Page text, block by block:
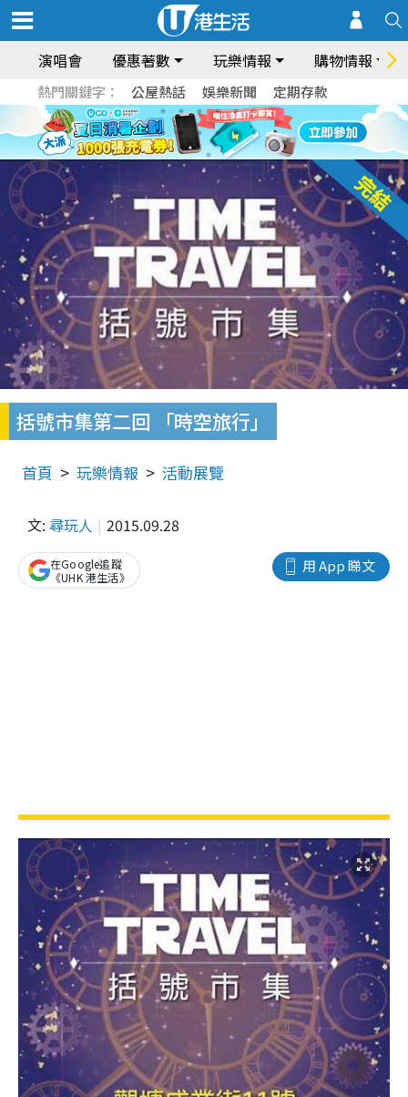
演唱會 優惠著數 玩樂情報 購物情報
熱門關鍵字： 公屋熱話 娛樂新聞 定期存款
括號市集第二回 「時空旅行」
首頁 玩樂情報 活動展覽
文: 尋玩人 2015.09.28
用 App 睇文
在Google追蹤
《UHK 港生活》